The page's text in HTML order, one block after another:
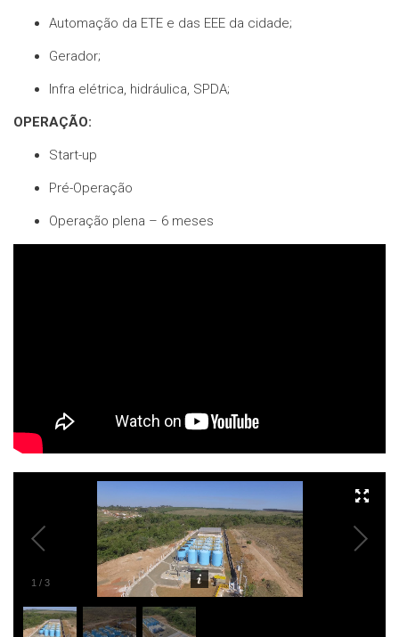
Automação da ETE e das EEE da cidade;
Gerador;
Infra elétrica, hidráulica, SPDA;
OPERAÇÃO:
Start-up
Pré-Operação
Operação plena – 6 meses
1 / 3